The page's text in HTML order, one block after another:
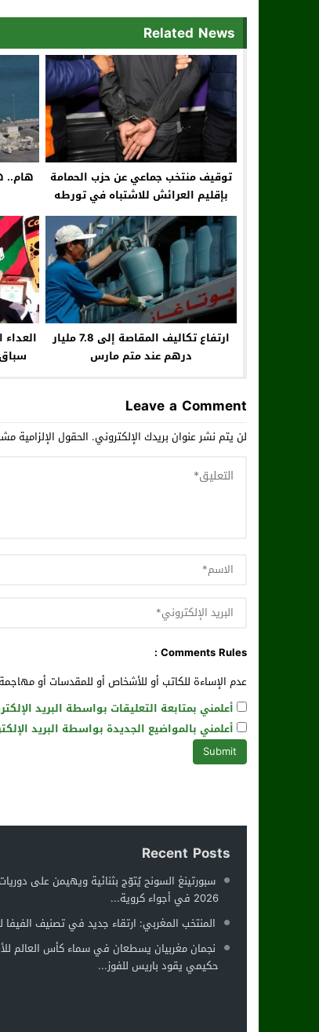
Related News
توقيف منتخب جماعي عن حزب الحمامة
بإقليم العرائش للاشتباه في تورطه
بحيازة وترويج المخدرات
هام..
ارتفاع تكاليف المقاصة إلى 7.8 مليار
درهم عند متم مارس
سباق الـ 10
Leave a Comment
لن يتم نشر عنوان بريدك الإلكتروني. الحقول الإلزامية
Comments Rules :
عدم الإساءة للكاتب أو للأشخاص أو للمقدسات أو
أعلمني بمتابعة التعليقات بواسطة البريد
أعلمني بالمواضيع الجديدة بواسطة البريد
Recent Posts
سبورتينغ السونح يُتوّج بثنائية ويهيمن على
2026 في أجواء كروية...
المنتخب المغربي: ارتقاء جديد في تصنيف
نجمان مغربيان يسطعان في سماء كأس العالم
حكيمي يقود باريس للفوز...